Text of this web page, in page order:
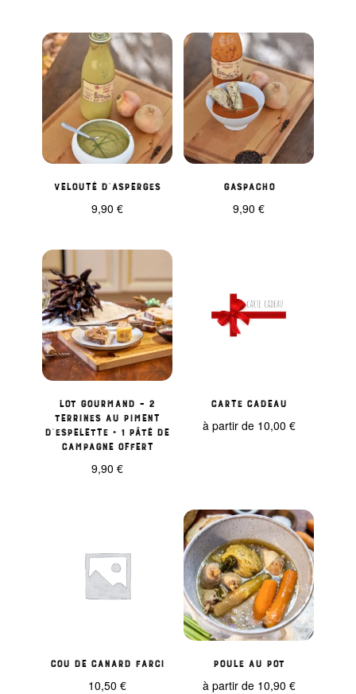
Velouté d’asperges
9,90 €
Gaspacho
9,90€
Lot Gourmand – 2
Terrines au Piment
d’Espelette + 1 Pâté de
Campagne Offert
9,90 €
Carte Cadeau
à partir de 10,00 €
Cou de Canard Farci
10,50 €
Poule au pot
à partir de 10,90 €